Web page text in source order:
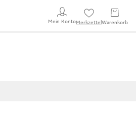
Mein KontoMerkzettel Warenkorb